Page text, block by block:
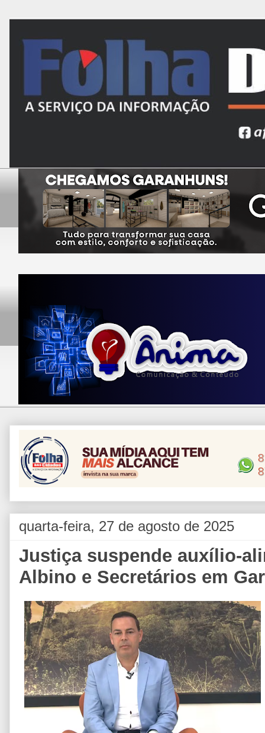
quarta-feira, 27 de agosto de 2025
Justiça suspende auxílio-
Albino e Secretários em